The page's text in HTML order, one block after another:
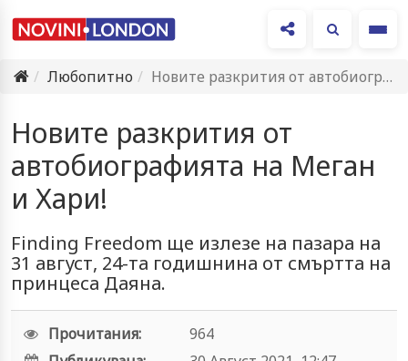
Любопитно
Новите разкрития от автобиографията на Меган и Хари!
Новите разкрития от
автобиографията на Меган
и Хари!
Finding Freedom ще излезе на пазара на
31 август, 24-та годишнина от смъртта на
принцеса Даяна.
Прочитания:
964